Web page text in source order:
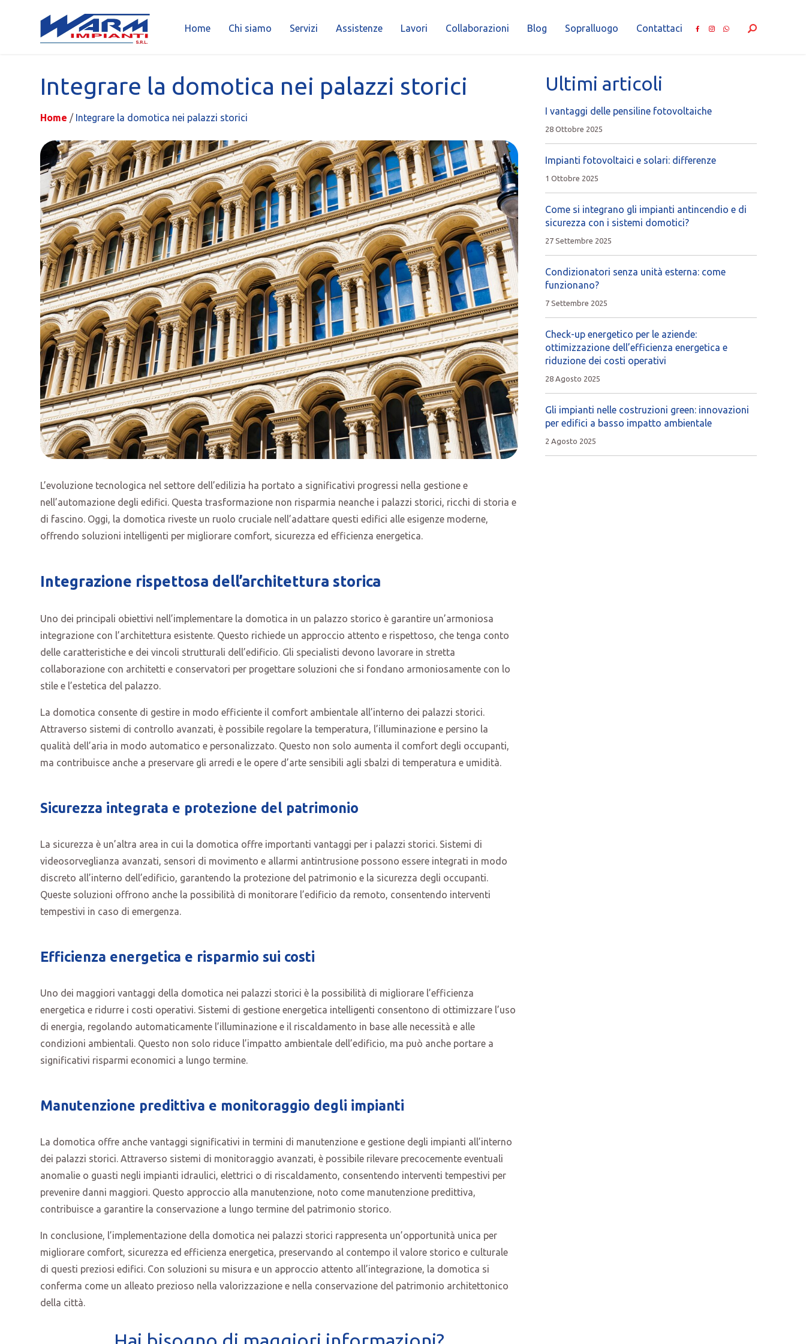
Home Chi siamo Servizi Assistenze Lavori Collaborazioni Blog Sopralluogo Contattaci
Integrare la domotica nei palazzi storici
Home / Integrare la domotica nei palazzi storici
L’evoluzione tecnologica nel settore dell’edilizia ha portato a significativi progressi nella gestione e
nell’automazione degli edifici. Questa trasformazione non risparmia neanche i palazzi storici, ricchi di storia e
di fascino. Oggi, la domotica riveste un ruolo cruciale nell’adattare questi edifici alle esigenze moderne,
offrendo soluzioni intelligenti per migliorare comfort, sicurezza ed efficienza energetica.
Integrazione rispettosa dell’architettura storica
Uno dei principali obiettivi nell’implementare la domotica in un palazzo storico è garantire un’armoniosa
integrazione con l’architettura esistente. Questo richiede un approccio attento e rispettoso, che tenga conto
delle caratteristiche e dei vincoli strutturali dell’edificio. Gli specialisti devono lavorare in stretta
collaborazione con architetti e conservatori per progettare soluzioni che si fondano armoniosamente con lo
stile e l’estetica del palazzo.
La domotica consente di gestire in modo efficiente il comfort ambientale all’interno dei palazzi storici.
Attraverso sistemi di controllo avanzati, è possibile regolare la temperatura, l’illuminazione e persino la
qualità dell’aria in modo automatico e personalizzato. Questo non solo aumenta il comfort degli occupanti,
ma contribuisce anche a preservare gli arredi e le opere d’arte sensibili agli sbalzi di temperatura e umidità.
Sicurezza integrata e protezione del patrimonio
La sicurezza è un’altra area in cui la domotica offre importanti vantaggi per i palazzi storici. Sistemi di
videosorveglianza avanzati, sensori di movimento e allarmi antintrusione possono essere integrati in modo
discreto all’interno dell’edificio, garantendo la protezione del patrimonio e la sicurezza degli occupanti.
Queste soluzioni offrono anche la possibilità di monitorare l’edificio da remoto, consentendo interventi
tempestivi in caso di emergenza.
Efficienza energetica e risparmio sui costi
Uno dei maggiori vantaggi della domotica nei palazzi storici è la possibilità di migliorare l’efficienza
energetica e ridurre i costi operativi. Sistemi di gestione energetica intelligenti consentono di ottimizzare l’uso
di energia, regolando automaticamente l’illuminazione e il riscaldamento in base alle necessità e alle
condizioni ambientali. Questo non solo riduce l’impatto ambientale dell’edificio, ma può anche portare a
significativi risparmi economici a lungo termine.
Manutenzione predittiva e monitoraggio degli impianti
La domotica offre anche vantaggi significativi in termini di manutenzione e gestione degli impianti all’interno
dei palazzi storici. Attraverso sistemi di monitoraggio avanzati, è possibile rilevare precocemente eventuali
anomalie o guasti negli impianti idraulici, elettrici o di riscaldamento, consentendo interventi tempestivi per
prevenire danni maggiori. Questo approccio alla manutenzione, noto come manutenzione predittiva,
contribuisce a garantire la conservazione a lungo termine del patrimonio storico.
In conclusione, l’implementazione della domotica nei palazzi storici rappresenta un’opportunità unica per
migliorare comfort, sicurezza ed efficienza energetica, preservando al contempo il valore storico e culturale
di questi preziosi edifici. Con soluzioni su misura e un approccio attento all’integrazione, la domotica si
conferma come un alleato prezioso nella valorizzazione e nella conservazione del patrimonio architettonico
della città.
Ultimi articoli
I vantaggi delle pensiline fotovoltaiche
28 Ottobre 2025
Impianti fotovoltaici e solari: differenze
1 Ottobre 2025
Come si integrano gli impianti antincendio e di
sicurezza con i sistemi domotici?
27 Settembre 2025
Condizionatori senza unità esterna: come
funzionano?
7 Settembre 2025
Check-up energetico per le aziende:
ottimizzazione dell’efficienza energetica e
riduzione dei costi operativi
28 Agosto 2025
Gli impianti nelle costruzioni green: innovazioni
per edifici a basso impatto ambientale
2 Agosto 2025